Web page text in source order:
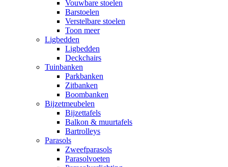
Vouwbare stoelen
Barstoelen
Verstelbare stoelen
Toon meer
Ligbedden
Ligbedden
Deckchairs
Tuinbanken
Parkbanken
Zitbanken
Boombanken
Bijzetmeubelen
Bijzettafels
Balkon & muurtafels
Bartrolleys
Parasols
Zweefparasols
Parasolvoeten